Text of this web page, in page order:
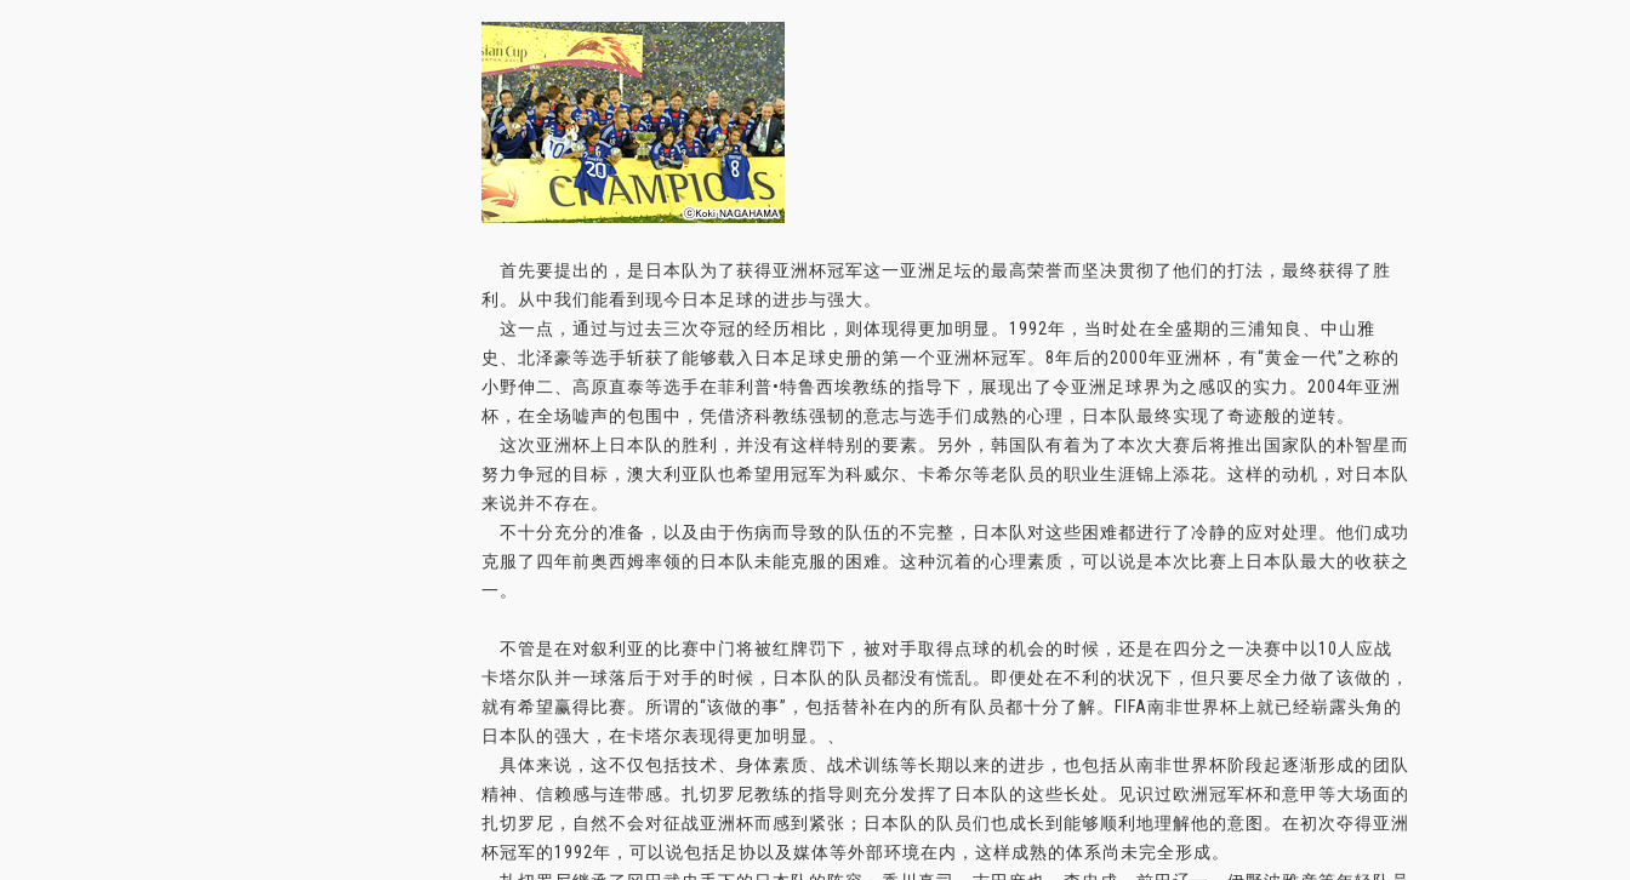
首先要提出的，是日本队为了获得亚洲杯冠军这一亚洲足坛的最高荣誉而坚决贯彻了他们的打法，最终获得了胜
利。从中我们能看到现今日本足球的进步与强大。
这一点，通过与过去三次夺冠的经历相比，则体现得更加明显。1992年，当时处在全盛期的三浦知良、中山雅
史、北泽豪等选手斩获了能够载入日本足球史册的第一个亚洲杯冠军。8年后的2000年亚洲杯，有“黄金一代”之称的
小野伸二、高原直泰等选手在菲利普•特鲁西埃教练的指导下，展现出了令亚洲足球界为之感叹的实力。2004年亚洲
杯，在全场嘘声的包围中，凭借济科教练强韧的意志与选手们成熟的心理，日本队最终实现了奇迹般的逆转。
这次亚洲杯上日本队的胜利，并没有这样特别的要素。另外，韩国队有着为了本次大赛后将推出国家队的朴智星而
努力争冠的目标，澳大利亚队也希望用冠军为科威尔、卡希尔等老队员的职业生涯锦上添花。这样的动机，对日本队
来说并不存在。
不十分充分的准备，以及由于伤病而导致的队伍的不完整，日本队对这些困难都进行了冷静的应对处理。他们成功
克服了四年前奥西姆率领的日本队未能克服的困难。这种沉着的心理素质，可以说是本次比赛上日本队最大的收获之
一。
不管是在对叙利亚的比赛中门将被红牌罚下，被对手取得点球的机会的时候，还是在四分之一决赛中以10人应战
卡塔尔队并一球落后于对手的时候，日本队的队员都没有慌乱。即便处在不利的状况下，但只要尽全力做了该做的，
就有希望赢得比赛。所谓的“该做的事”，包括替补在内的所有队员都十分了解。FIFA南非世界杯上就已经崭露头角的
日本队的强大，在卡塔尔表现得更加明显。、
具体来说，这不仅包括技术、身体素质、战术训练等长期以来的进步，也包括从南非世界杯阶段起逐渐形成的团队
精神、信赖感与连带感。扎切罗尼教练的指导则充分发挥了日本队的这些长处。见识过欧洲冠军杯和意甲等大场面的
扎切罗尼，自然不会对征战亚洲杯而感到紧张；日本队的队员们也成长到能够顺利地理解他的意图。在初次夺得亚洲
杯冠军的1992年，可以说包括足协以及媒体等外部环境在内，这样成熟的体系尚未完全形成。